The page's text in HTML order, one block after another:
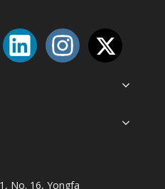
No. 16, Yongfa